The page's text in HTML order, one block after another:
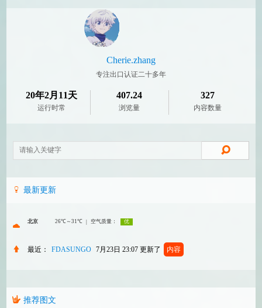
Cherie.zhang
专注出口认证二十多年
20年2月11天
运行时常
407.24
浏览量
327
内容数量
最新更新
最近： FDASUNGO 7月23日 23:07 更新了 内容
推荐图文